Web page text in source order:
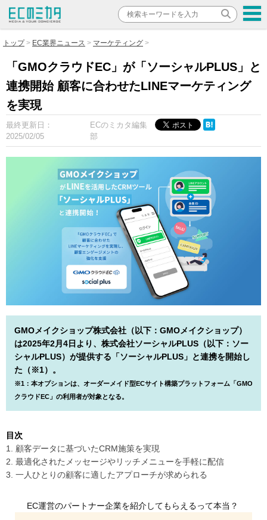
トップ EC業界ニュース マーケティング
「GMOクラウドEC」が「ソーシャルPLUS」と
連携開始 顧客に合わせたLINEマーケティング
を実現
最終更新日：
2025/02/05
ECのミカタ編集
部
GMOメイクショップ株式会社（以下：GMOメイクショップ）
は2025年2月4日より、株式会社ソーシャルPLUS（以下：ソー
シャルPLUS）が提供する「ソーシャルPLUS」と連携を開始し
た（※1）。
※1：本オプションは、オーダーメイド型ECサイト構築プラットフォーム「GMO
クラウドEC」の利用者が対象となる。
目次
1. 顧客データに基づいたCRM施策を実現
2. 最適化されたメッセージやリッチメニューを手軽に配信
3. 一人ひとりの顧客に適したアプローチが求められる
EC運営のパートナー企業を紹介してもらえるって本当？